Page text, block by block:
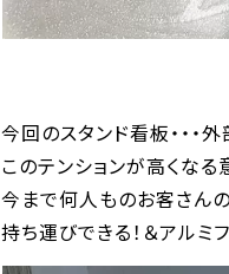
今回のスタンド看板・・・
このテンションが高くなる
今まで何人ものお客さんの
持ち運びできる！＆アルミ